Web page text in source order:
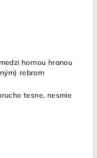
hornou hranou
rebrom
tesne, nesmie